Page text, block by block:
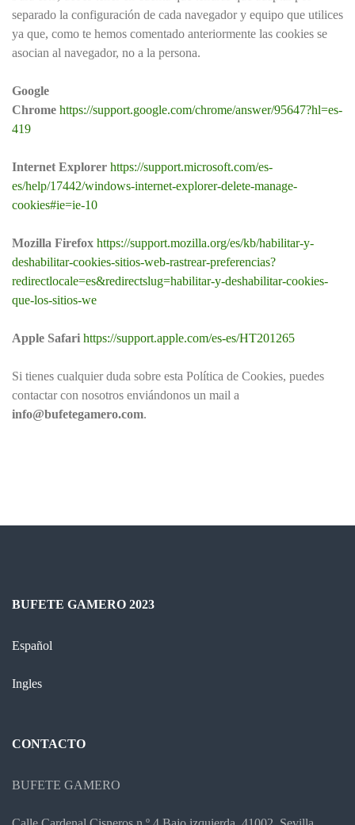
separado la configuración de cada navegador y equipo que utilices
ya que, como te hemos comentado anteriormente las cookies se
asocian al navegador, no a la persona.
Google
Chrome https://support.google.com/chrome/answer/95647?hl=es-
419
Internet Explorer https://support.microsoft.com/es-
es/help/17442/windows-internet-explorer-delete-manage-
cookies#ie=ie-10
Mozilla Firefox https://support.mozilla.org/es/kb/habilitar-y-
deshabilitar-cookies-sitios-web-rastrear-preferencias?
redirectlocale=es&redirectslug=habilitar-y-deshabilitar-cookies-
que-los-sitios-we
Apple Safari https://support.apple.com/es-es/HT201265
Si tienes cualquier duda sobre esta Política de Cookies, puedes
contactar con nosotros enviándonos un mail a
info@bufetegamero.com.
BUFETE GAMERO 2023
Español
Ingles
CONTACTO
BUFETE GAMERO